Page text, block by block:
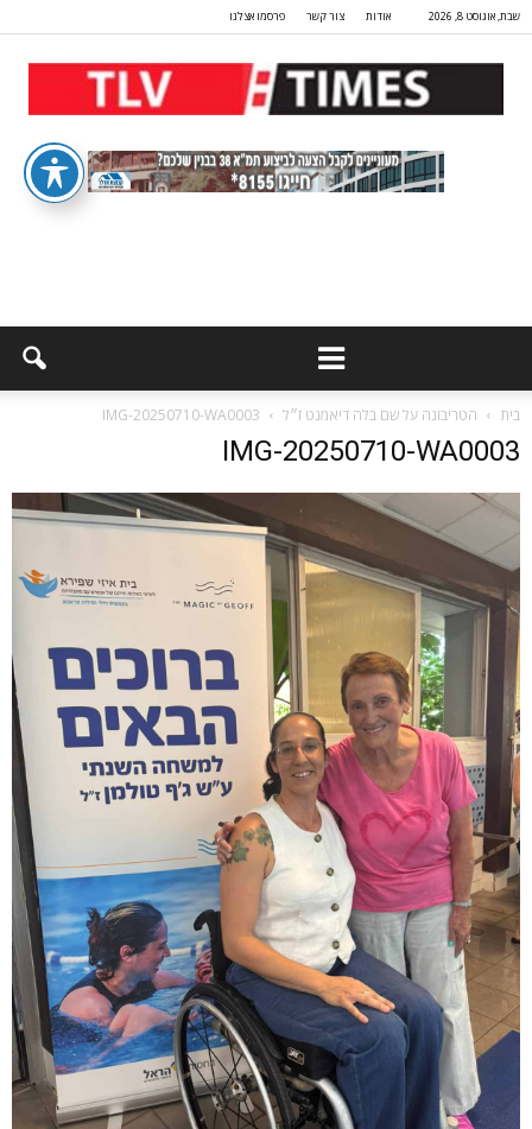
שבת, אוגוסט 8, 2026 אודות צור קשר פרסמו אצלנו
בית הטריבונה על שם בלה דיאמנט ז״ל IMG-20250710-WA0003
IMG-20250710-WA0003